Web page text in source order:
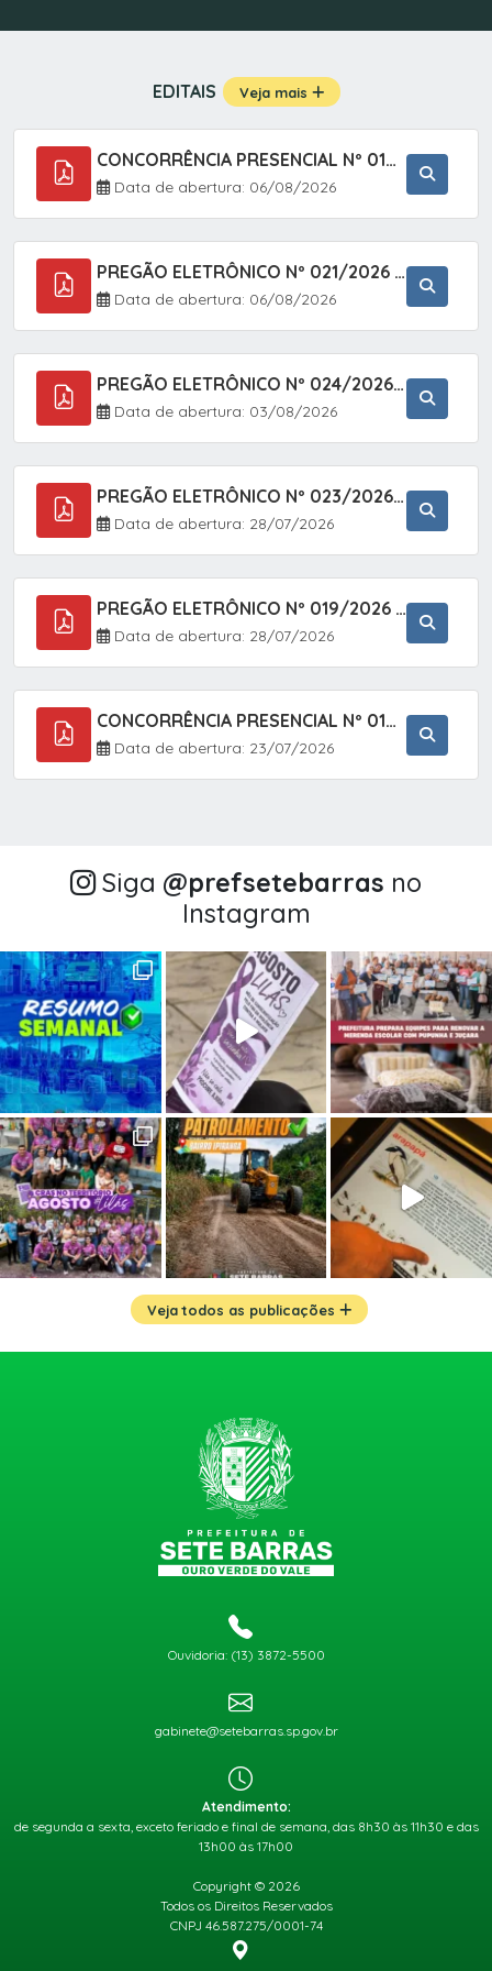
EDITAIS Veja mais
CONCORRÊNCIA PRESENCIAL Nº 019/2025 - PAVIMENTAÇÃO ASFÁLTICA EM TRECHO DA RUA 2 NO BAIRRO VILA SOARES NO MUNICÍPIO DE SETE BARRAS/SP.
Data de abertura: 06/08/2026
PREGÃO ELETRÔNICO Nº 021/2026 - AQUISIÇÃO DE CONTENTORES E CARRINHOS, DESTINADOS A COLETIVA E MANEJO DE RESÍDUOS SÓLIDOS, ATRAVÉS DO SISTEMA DE REGISTRO DE PREÇOS (SRP)
Data de abertura: 06/08/2026
PREGÃO ELETRÔNICO Nº 024/2026 - AQUISIÇÃO DE GÁS MEDICINAL TIPO OXIGÊNIO (1,00 M3, 3,00 M3 E 10,00 M3), EM ATENDIMENTO À SECRETARIA MUNICIPAL DE SAÚDE, ATRAVÉS DO SISTEMA DE REGISTRO DE PREÇOS (SRP)
Data de abertura: 03/08/2026
PREGÃO ELETRÔNICO Nº 023/2026 - AQUISIÇÃO DE ENXOVAL INFANTIL, EM ATENDIMENTO À SECRETARIA MUNICIPAL DE EDUCAÇÃO, ATRAVÉS DO SISTEMA DE REGISTRO DE PREÇOS (SRP).
Data de abertura: 28/07/2026
PREGÃO ELETRÔNICO Nº 019/2026 - CONTRATAÇÃO DE EMPRESA ESPECIALIZADA PARA A PRESTAÇÃO DE SERVIÇOS VETERINÁRIOS CLÍNICOS E CIRÚRGICOS, COM FOCO EM AÇÕES DE SAÚDE PÚBLICA, BEM-ESTAR ANIMAL E CONTROLE POPULACIONAL ÉTICO DE CÃES E GATOS, EM ATENDIMENTO À
Data de abertura: 28/07/2026
CONCORRÊNCIA PRESENCIAL Nº 018/2026 - PAVIMENTAÇÃO ASFÁLTICA NO BAIRRO VOTUPOCA ? ESTRADA DA RAPOSA, NO MUNICÍPIO DE SETE BARRAS/SP
Data de abertura: 23/07/2026
Siga @‌prefsetebarras no
Instagram
Veja todos as publicações
Ouvidoria: (13) 3872-5500
gabinete@setebarras.sp.gov.br
Atendimento:
de segunda a sexta, exceto feriado e final de semana, das 8h30 às 11h30 e das
13h00 às 17h00
Copyright © 2026
Todos os Direitos Reservados
CNPJ 46.587.275/0001-74